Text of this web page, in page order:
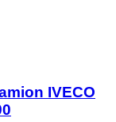
IVECO